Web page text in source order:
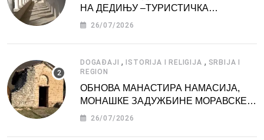
НА ДЕДИЊУ –ТУРИСТИЧКА
АТРАКЦИЈА
26/07/2026
DOGAĐAJI , ISTORIJA I RELIGIJA , SRBIJA I
REGION
ОБНОВА МАНАСТИРА НАМАСИЈА,
МОНАШКЕ ЗАДУЖБИНЕ МОРАВСКЕ
СРБИЈЕ
26/07/2026